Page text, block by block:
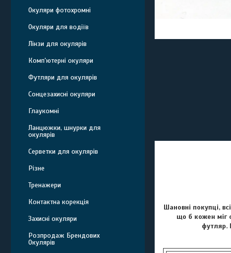
Шановні покупці,
що б кожен міг
футляр.
Окуляри фотохромні
Окуляри для водіїв
Лінзи для окулярів
Комп'ютерні окуляри
Футляри для окулярів
Сонцезахисні окуляри
Глаукомні
Ланцюжки, шнурки для
окулярів
Серветки для окулярів
Різне
Тренажери
Контактна корекція
Захисні окуляри
Розпродаж Брендових
Окулярів